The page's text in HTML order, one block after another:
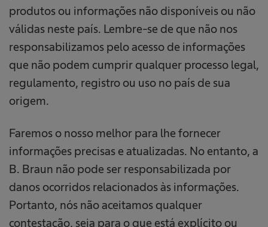
produtos ou informações não disponíveis ou não
válidas neste país. Lembre-se de que não nos
responsabilizamos pelo acesso de informações
que não podem cumprir qualquer processo legal,
regulamento, registro ou uso no país de sua
origem.
Faremos o nosso melhor para lhe fornecer
informações precisas e atualizadas. No entanto, a
B. Braun não pode ser responsabilizada por
danos ocorridos relacionados às informações.
Portanto, nós não aceitamos qualquer
contestação, seja para o que está explícito ou